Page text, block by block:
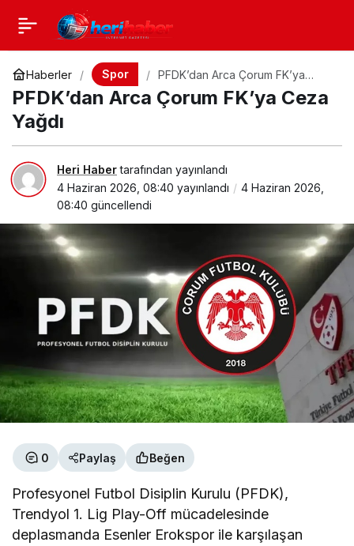
Haberler Spor
PFDK’dan Arca Çorum FK’ya
Ceza Yağdı
PFDK’dan Arca Çorum FK’ya Ceza
Yağdı
Heri Habertarafından yayınlandı
4 Haziran 2026, 08:40 yayınlandı
4 Haziran 2026,
08:40 güncellendi
0 Paylaş Beğen
Profesyonel Futbol Disiplin Kurulu (PFDK),
Trendyol 1. Lig Play-Off mücadelesinde
deplasmanda Esenler Erokspor ile karşılaşan